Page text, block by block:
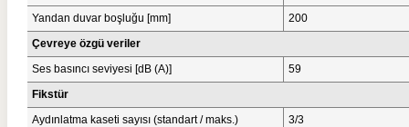
Yandan duvar boşluğu [mm]
200
Çevreye özgü veriler
Ses basıncı seviyesi [dB (A)]
59
Fikstür
Aydınlatma kaseti sayısı (standart / maks.)
3/3